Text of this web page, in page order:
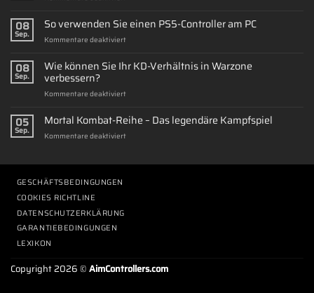
sich
ein
anpassbarer
Controller?
08
Sep.
So verwenden Sie einen PS5-Controller am PC
Kommentare deaktiviertfür
verwenden
Sie
PS5-
am
08
Sep.
Wie können Sie Ihr KD-Verhältnis in Warzone
verbessern?
Kommentare deaktiviertfür
können
Sie
Ihr
05
Sep.
Mortal Kombat-Reihe – Das legendäre Kampfspiel
Kommentare deaktiviertfür
GESCHÄFTSBEDINGUNGEN
COOKIES RICHTLINE
DATENSCHUTZERKLÄRUNG
GARANTIEBEDINGUNGEN
LEXIKON
Copyright 2026 ©AimControllers.com